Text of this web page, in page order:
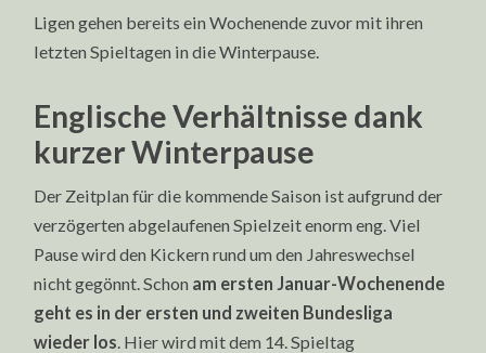
Ligen gehen bereits ein Wochenende zuvor mit ihren
letzten Spieltagen in die Winterpause.
Englische Verhältnisse dank
kurzer Winterpause
Der Zeitplan für die kommende Saison ist aufgrund der
verzögerten abgelaufenen Spielzeit enorm eng. Viel
Pause wird den Kickern rund um den Jahreswechsel
nicht gegönnt. Schon am ersten Januar-Wochenende
geht es in der ersten und zweiten Bundesliga
wieder los. Hier wird mit dem 14. Spieltag